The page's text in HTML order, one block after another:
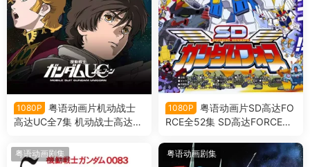
1080P
粤语动画片机动战士
高达UC全7集 机动战士高达独
1080P
粤语动画片SD高达FO
RCE全52集 SD高达FORCE粤
粤语动画剧集 粤语动画剧集